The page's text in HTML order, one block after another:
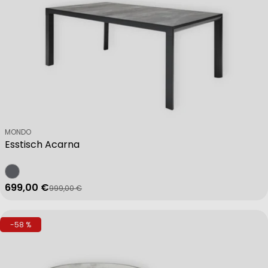
Esstisch Acarna
Verkäufer:
MONDO
Verkaufspreis
699,00 €
Regulärer Preis
999,00 €
-58 %